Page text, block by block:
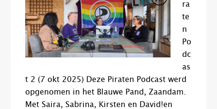
ra
te
n
Po
dc
as
t 2 (7 okt 2025) Deze Piraten Podcast werd
opgenomen in het Blauwe Pand, Zaandam.
Met Saira, Sabrina, Kirsten en David!en